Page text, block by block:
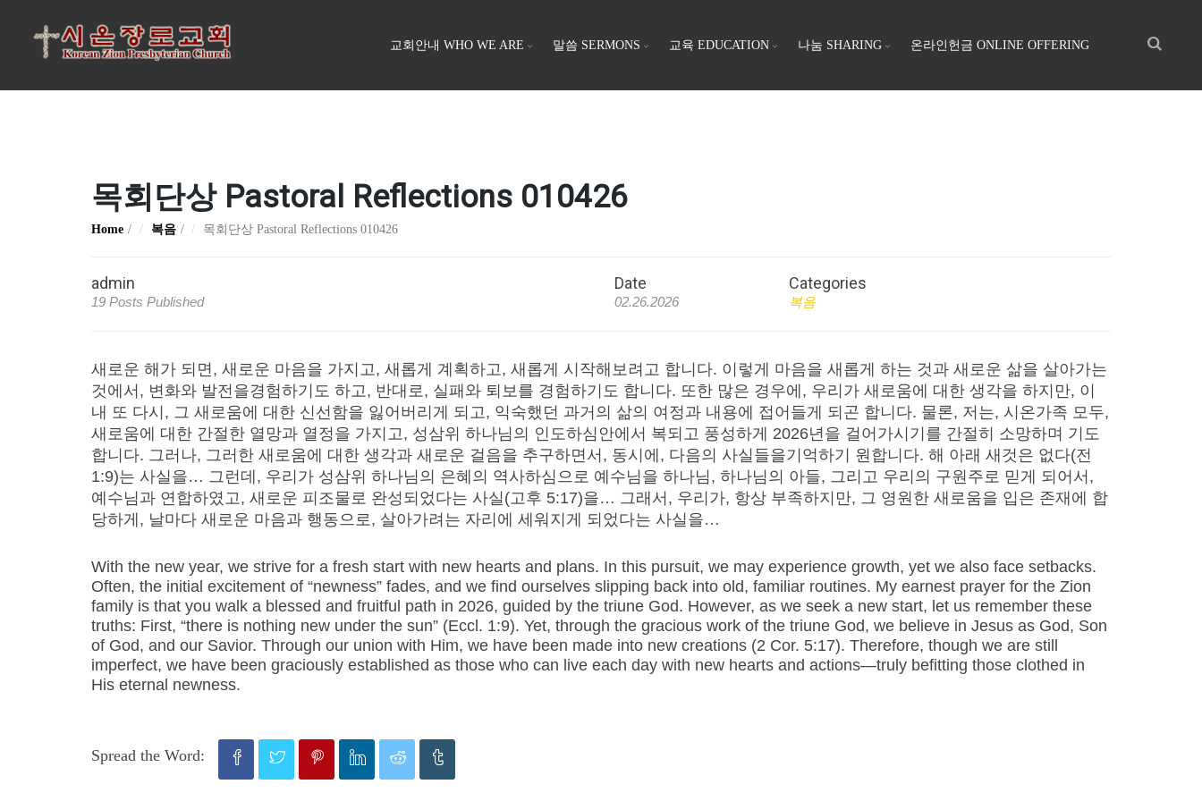
교회안내 WHO WE ARE 말씀 SERMONS 교육 EDUCATION 나눔 SHARING 온라인헌금 ONLINE OFFERING
목회단상 Pastoral Reflections 010426
Home 복음 목회단상 Pastoral Reflections 010426
admin
19 Posts Published
Date
02.26.2026
Categories
복음
새로운 해가 되면, 새로운 마음을 가지고, 새롭게 계획하고, 새롭게 시작해보려고 합니다. 이렇게 마음을 새롭게 하는 것과 새로운 삶을 살아가는
것에서, 변화와 발전을경험하기도 하고, 반대로, 실패와 퇴보를 경험하기도 합니다. 또한 많은 경우에, 우리가 새로움에 대한 생각을 하지만, 이
내 또 다시, 그 새로움에 대한 신선함을 잃어버리게 되고, 익숙했던 과거의 삶의 여정과 내용에 접어들게 되곤 합니다. 물론, 저는, 시온가족 모두,
새로움에 대한 간절한 열망과 열정을 가지고, 성삼위 하나님의 인도하심안에서 복되고 풍성하게 2026년을 걸어가시기를 간절히 소망하며 기도
합니다. 그러나, 그러한 새로움에 대한 생각과 새로운 걸음을 추구하면서, 동시에, 다음의 사실들을기억하기 원합니다. 해 아래 새것은 없다(전
1:9)는 사실을… 그런데, 우리가 성삼위 하나님의 은혜의 역사하심으로 예수님을 하나님, 하나님의 아들, 그리고 우리의 구원주로 믿게 되어서,
예수님과 연합하였고, 새로운 피조물로 완성되었다는 사실(고후 5:17)을… 그래서, 우리가, 항상 부족하지만, 그 영원한 새로움을 입은 존재에 합
당하게, 날마다 새로운 마음과 행동으로, 살아가려는 자리에 세워지게 되었다는 사실을…
With the new year, we strive for a fresh start with new hearts and plans. In this pursuit, we may experience growth, yet we also face setbacks.
Often, the initial excitement of “newness” fades, and we find ourselves slipping back into old, familiar routines. My earnest prayer for the Zion
family is that you walk a blessed and fruitful path in 2026, guided by the triune God. However, as we seek a new start, let us remember these
truths: First, “there is nothing new under the sun” (Eccl. 1:9). Yet, through the gracious work of the triune God, we believe in Jesus as God, Son
of God, and our Savior. Through our union with Him, we have been made into new creations (2 Cor. 5:17). Therefore, though we are still
imperfect, we have been graciously established as those who can live each day with new hearts and actions—truly befitting those clothed in
His eternal newness.
Spread the Word: